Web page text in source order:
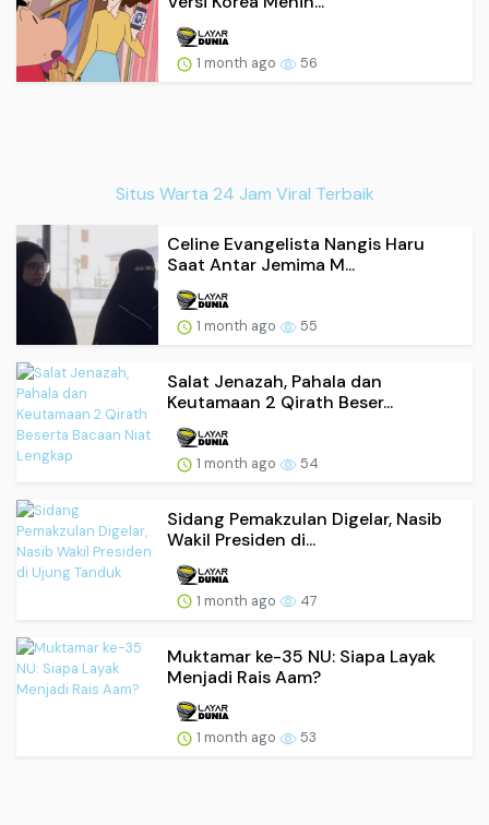
1 month ago 56
Situs Warta 24 Jam Viral Terbaik
Celine Evangelista Nangis Haru
Saat Antar Jemima M...
1 month ago 55
Salat Jenazah, Pahala dan
Keutamaan 2 Qirath Beser...
1 month ago 54
Sidang Pemakzulan Digelar, Nasib
Wakil Presiden di...
1 month ago 47
Muktamar ke-35 NU: Siapa Layak
Menjadi Rais Aam?
1 month ago 53